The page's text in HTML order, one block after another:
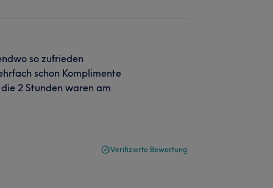
so zufrieden
schon Komplimente
2 Stunden waren am
Verifizierte Bewertung